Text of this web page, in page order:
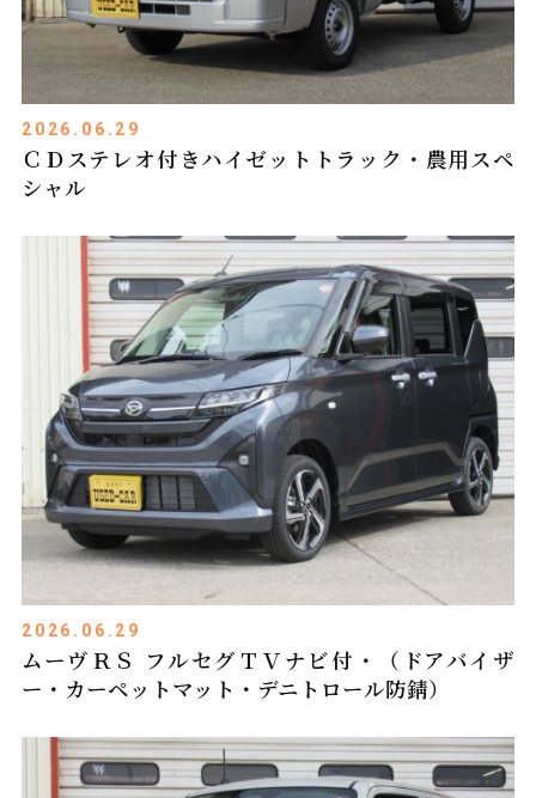
2026.06.29
ＣＤステレオ付きハイゼットトラック・農用スペ
シャル
2026.06.29
ムーヴＲＳ フルセグＴＶナビ付・（ドアバイザ
ー・カーペットマット・デニトロール防錆）